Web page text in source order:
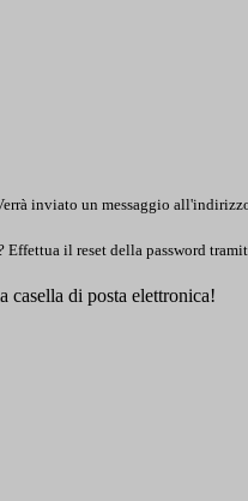
inviato un messaggio
Effettua il reset della password
casella di posta elettronica!